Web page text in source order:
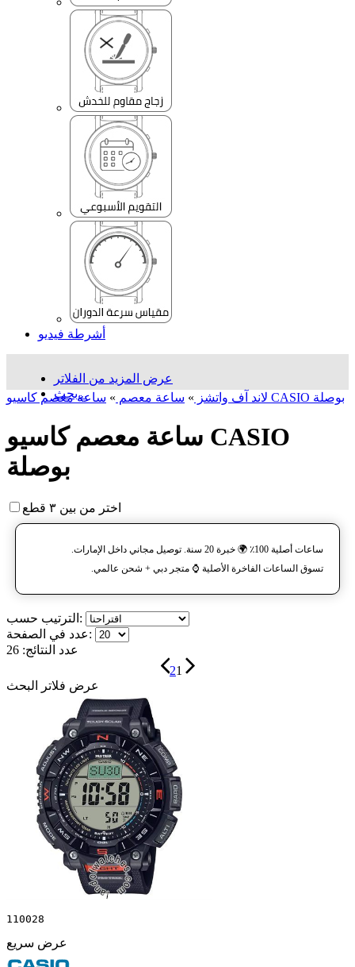
أشرطة فيديو
عرض المزيد من الفلاتر
بحث...
لاند آف واتشز » ساعة معصم » ساعة معصم کاسیو CASIO بوصلة
ساعة معصم کاسیو CASIO
بوصلة
اختر من بين ٣ قطع
ساعات أصلية 100٪ 🌍 خبرة 20 سنة. توصيل مجاني داخل الإمارات.
تسوق الساعات الفاخرة الأصلية ⌚️ متجر دبي + شحن عالمي.
الترتيب حسب:
عدد في الصفحة:
عدد النتائج: 26
21
عرض فلاتر البحث
110028
عرض سريع